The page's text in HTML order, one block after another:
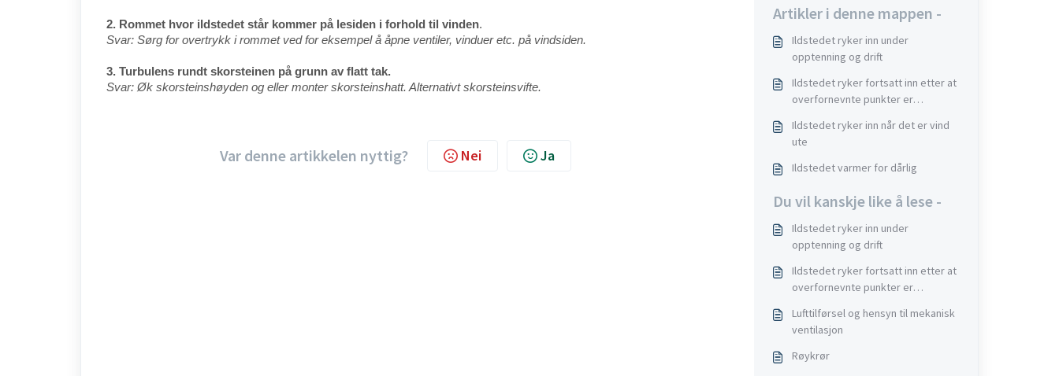
2. Rommet hvor ildstedet står kommer på lesiden i forhold til vinden.
Svar: Sørg for overtrykk i rommet ved for eksempel å åpne ventiler, vinduer etc. på vindsiden.
3. Turbulens rundt skorsteinen på grunn av flatt tak.
Svar: Øk skorsteinshøyden og eller monter skorsteinshatt. Alternativt skorsteinsvifte.
Var denne artikkelen nyttig? Nei Ja
Artikler i denne mappen -
Ildstedet ryker inn under
opptenning og drift
Ildstedet ryker fortsatt inn etter at
overfornevnte punkter er
Ildstedet ryker inn når det er vind
ute
Ildstedet varmer for dårlig
Du vil kanskje like å lese -
Ildstedet ryker inn under
opptenning og drift
Ildstedet ryker fortsatt inn etter at
overfornevnte punkter er
Lufttilførsel og hensyn til mekanisk
ventilasjon
Røykrør